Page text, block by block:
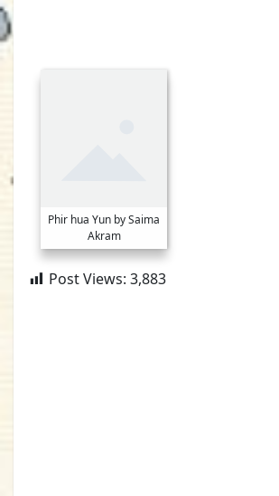
Phir hua Yun by Saima
Akram
Post Views: 3,883